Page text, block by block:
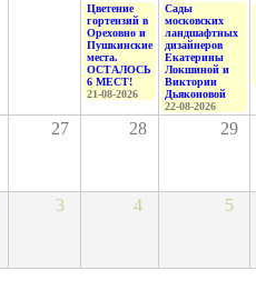
Цветение
гортензий в
Ореховно и
Пушкинские
места.
ОСТАЛОСЬ
6 МЕСТ!
21-08-2026
Сады
московских
ландшафтных
дизайнеров
Екатерины
Локшиной и
Виктории
Дьяконовой
22-08-2026
27 28 29
3 4 5